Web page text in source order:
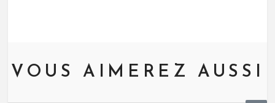
VOUS AIMEREZ AUSSI